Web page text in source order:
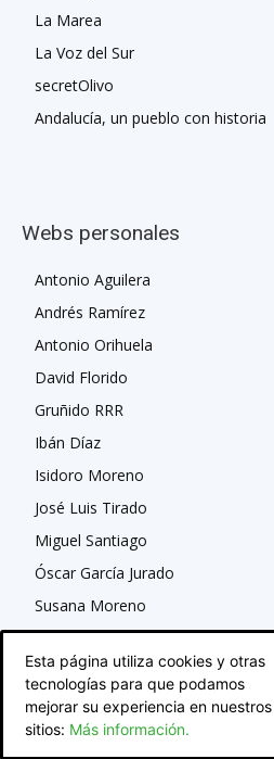
La Marea
La Voz del Sur
secretOlivo
Andalucía, un pueblo con historia
Webs personales
Antonio Aguilera
Andrés Ramírez
Antonio Orihuela
David Florido
Gruñido RRR
Ibán Díaz
Isidoro Moreno
José Luis Tirado
Miguel Santiago
Óscar García Jurado
Susana Moreno
© Newspaper WordPress
Esta página utiliza cookies y otras
tecnologías para que podamos
mejorar su experiencia en nuestros
sitios: Más información.